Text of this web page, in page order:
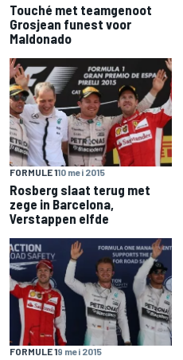
Touché met teamgenoot
Grosjean funest voor
Maldonado
FORMULE 110 mei 2015
Rosberg slaat terug met
zege in Barcelona,
Verstappen elfde
FORMULE 19 mei 2015